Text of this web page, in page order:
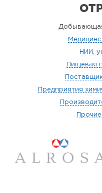
НИИ,
Пищевая
Предприятия